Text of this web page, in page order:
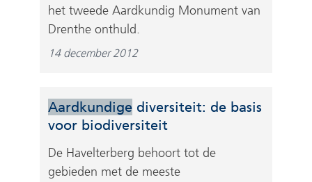
het tweede Aardkundig Monument van
Drenthe onthuld.
14 december 2012
Aardkundigediversiteit: de basis
voor biodiversiteit
De Havelterberg behoort tot de
gebieden met de meeste